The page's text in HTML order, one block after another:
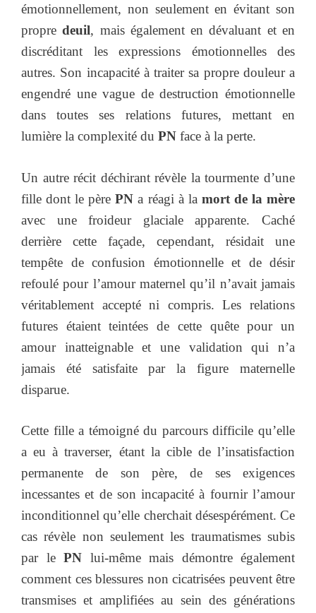
émotionnellement, non seulement en évitant son
propredeuil, mais également en dévaluant et en
discréditant les expressions émotionnelles des
autres. Son incapacité à traiter sa propre douleur a
engendré une vague de destruction émotionnelle
dans toutes ses relations futures, mettant en
lumière la complexité du PN face à la perte.
Un autre récit déchirant révèle la tourmente d’une
fille dont le pèrePN a réagi à la mort de la mère
avec une froideur glaciale apparente. Caché
derrière cette façade, cependant, résidait une
tempête de confusion émotionnelle et de désir
refoulé pour l’amour maternel qu’il n’avait jamais
véritablement accepté ni compris. Les relations
futures étaient teintées de cette quête pour un
amour inatteignable et une validation qui n’a
jamais été satisfaite par la figure maternelle
disparue.
Cette fille a témoigné du parcours difficile qu’elle
a eu à traverser, étant la cible de l’insatisfaction
permanente de son père, de ses exigences
incessantes et de son incapacité à fournir l’amour
inconditionnel qu’elle cherchait désespérément. Ce
cas révèle non seulement les traumatismes subis
par le PN lui-même mais démontre également
comment ces blessures non cicatrisées peuvent être
transmises et amplifiées au sein des générations